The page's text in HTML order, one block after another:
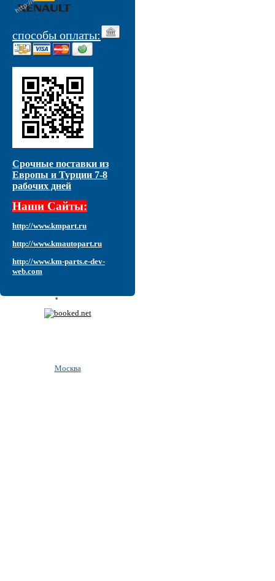
способы оплаты:
Срочные поставки из
Европы и Турции 7-8
рабочих дней
Наши Сайты:
http://www.kmpart.ru
http://www.kmautopart.ru
http://www.km-parts.e-dev-
web.com
Москва